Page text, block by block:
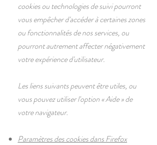
cookies ou technologies de suivi pourront
vous empêcher d'accéder à certaines zones
ou fonctionnalités de nos services, ou
pourront autrement affecter négativement
votre expérience d'utilisateur.
Les liens suivants peuvent être utiles, ou
vous pouvez utiliser l'option«Aide»de
votre navigateur.
Paramètres des cookies dans Firefox